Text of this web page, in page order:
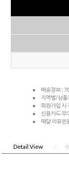
배송정보 :
지역별/상품
회원가입 시
신용카드 무
매달 리뷰퀸
Detail View